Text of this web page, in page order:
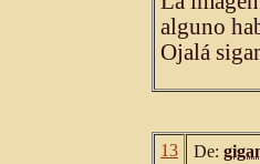
alguno
Ojalá
13 De: